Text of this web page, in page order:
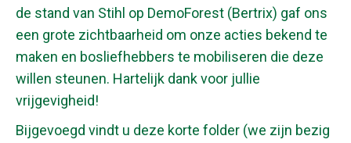
de stand van Stihl op DemoForest (Bertrix) gaf ons
een grote zichtbaarheid om onze acties bekend te
maken en bosliefhebbers te mobiliseren die deze
willen steunen. Hartelijk dank voor jullie
vrijgevigheid!
Bijgevoegd vindt u deze korte folder (we zijn bezig